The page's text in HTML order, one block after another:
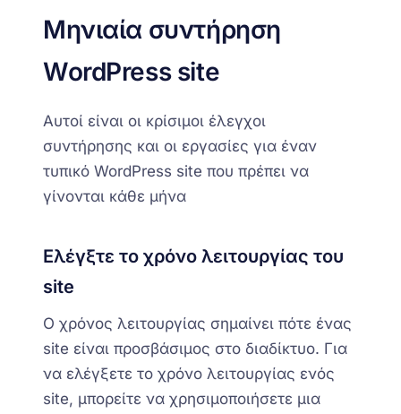
Μηνιαία συντήρηση
WordPress site
Αυτοί είναι οι κρίσιμοι έλεγχοι
συντήρησης και οι εργασίες για έναν
τυπικό WordPress site που πρέπει να
γίνονται κάθε μήνα
Ελέγξτε το χρόνο λειτουργίας του
site
Ο χρόνος λειτουργίας σημαίνει πότε ένας
site είναι προσβάσιμος στο διαδίκτυο. Για
να ελέγξετε το χρόνο λειτουργίας ενός
site, μπορείτε να χρησιμοποιήσετε μια